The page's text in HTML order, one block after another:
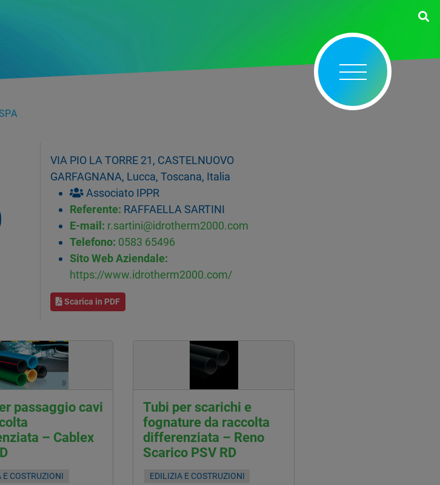
VIA PIO LA TORRE 21, CASTELNUOVO
GARFAGNANA, Lucca, Toscana, Italia
Associato IPPR
Referente: RAFFAELLA SARTINI
E-mail: r.sartini@idrotherm2000.com
Telefono: 0583 65496
Sito Web Aziendale:
https://www.idrotherm2000.com/
Scarica in PDF
passaggio cavi
– Cablex
E COSTRUZIONI
Tubi per scarichi e
fognature da raccolta
differenziata – Reno
Scarico PSV RD
EDILIZIA E COSTRUZIONI